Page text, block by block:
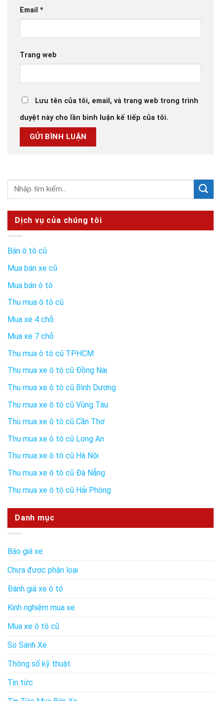
Email *
Trang web
Lưu tên của tôi, email, và trang web trong trình
duyệt này cho lần bình luận kế tiếp của tôi.
Dịch vụ của chúng tôi
Bán ô tô cũ
Mua bán xe cũ
Mua bán ô tô
Thu mua ô tô cũ
Mua xe 4 chỗ
Mua xe 7 chỗ
Thu mua ô tô cũ TPHCM
Thu mua xe ô tô cũ Đồng Nai
Thu mua xe ô tô cũ Bình Dương
Thu mua xe ô tô cũ Vũng Tàu
Thu mua xe ô tô cũ Cần Thơ
Thu mua xe ô tô cũ Long An
Thu mua xe ô tô cũ Hà Nội
Thu mua xe ô tô cũ Đà Nẵng
Thu mua xe ô tô cũ Hải Phòng
Danh mục
Báo giá xe
Chưa được phân loại
Đánh giá xe ô tô
Kinh nghiệm mua xe
Mua xe ô tô cũ
So Sánh Xe
Thông số kỹ thuật
Tin tức